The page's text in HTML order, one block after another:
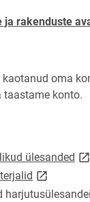
rakenduste
oma
taastame konto.
ülesanded
link opens
page